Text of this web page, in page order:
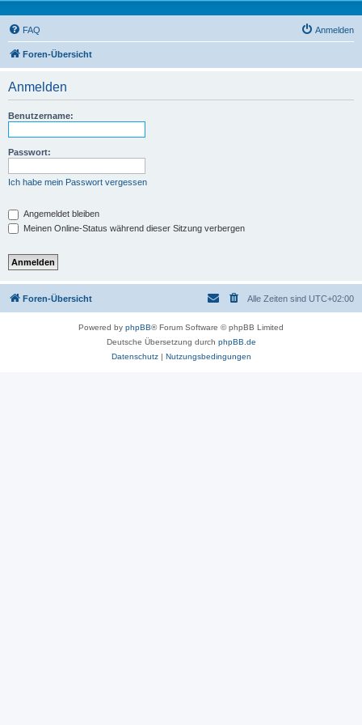
FAQ Anmelden
Foren-Übersicht
Anmelden
Benutzername:
Passwort:
Ich habe mein Passwort vergessen
Angemeldet bleiben
Meinen Online-Status während dieser Sitzung verbergen
Foren-Übersicht Alle Zeiten sind UTC+02:00
Powered by phpBB® Forum Software © phpBB Limited
Deutsche Übersetzung durch phpBB.de
Datenschutz| Nutzungsbedingungen